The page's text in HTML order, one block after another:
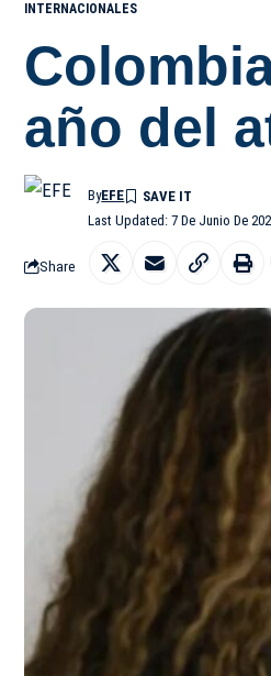
INTERNACIONALES
año del
Last Updated: 7 De Junio De
ByEFE
Share